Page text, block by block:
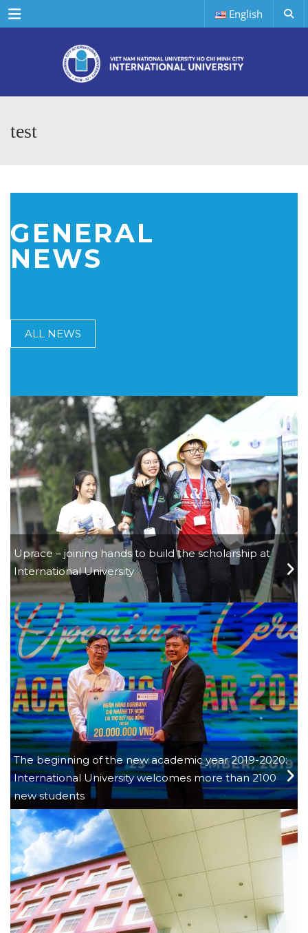
Menu English
test
GENERAL
NEWS
ALL NEWS
Uprace – joining hands to build the scholarship at
International University
30/09/2019
The beginning of the new academic year 2019-2020:
International University welcomes more than 2100
new students
30/09/2019